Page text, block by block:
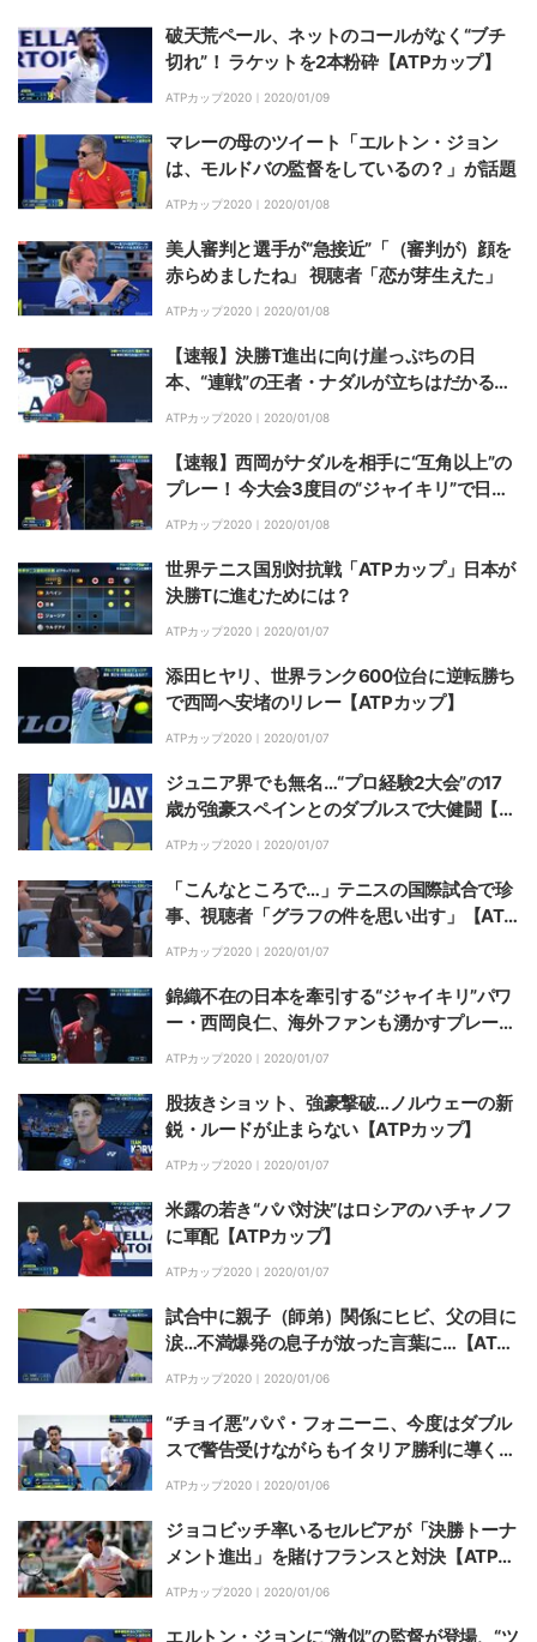
破天荒ペール、ネットのコールがなく“ブチ
切れ”！ ラケットを2本粉砕【ATPカップ】
ATPカップ2020｜ 2020/01/09
マレーの母のツイート「エルトン・ジョン
は、モルドバの監督をしているの？」が話題
ATPカップ2020｜ 2020/01/08
美人審判と選手が“急接近”「（審判が）顔を
赤らめましたね」 視聴者「恋が芽生えた」
ATPカップ2020｜ 2020/01/08
【速報】決勝T進出に向け崖っぷちの日
本、“連戦”の王者・ナダルが立ちはだかる
【ATPカップ】
ATPカップ2020｜ 2020/01/08
【速報】西岡がナダルを相手に“互角以上”の
プレー！ 今大会3度目の“ジャイキリ”で日本
を決勝Tに導くか？【ATPカップ】
ATPカップ2020｜ 2020/01/08
世界テニス国別対抗戦「ATPカップ」日本が
決勝Tに進むためには？
ATPカップ2020｜ 2020/01/07
添田ヒヤリ、世界ランク600位台に逆転勝ち
で西岡へ安堵のリレー【ATPカップ】
ATPカップ2020｜ 2020/01/07
ジュニア界でも無名…“プロ経験2大会”の17
歳が強豪スペインとのダブルスで大健闘【A
TPカップ】
ATPカップ2020｜ 2020/01/07
「こんなところで…」テニスの国際試合で珍
事、視聴者「グラフの件を思い出す」【ATP
カップ】
ATPカップ2020｜ 2020/01/07
錦織不在の日本を牽引する“ジャイキリ”パワ
ー・西岡良仁、海外ファンも湧かすプレーで
会心の2連勝【ATPカップ】
ATPカップ2020｜ 2020/01/07
股抜きショット、強豪撃破…ノルウェーの新
鋭・ルードが止まらない【ATPカップ】
ATPカップ2020｜ 2020/01/07
米露の若き“パパ対決”はロシアのハチャノフ
に軍配【ATPカップ】
ATPカップ2020｜ 2020/01/07
試合中に親子（師弟）関係にヒビ、父の目に
涙…不満爆発の息子が放った言葉に…【ATP
カップ】
ATPカップ2020｜ 2020/01/06
“チョイ悪”パパ・フォニーニ、今度はダブル
スで警告受けながらもイタリア勝利に導く
【ATPカップ】
ATPカップ2020｜ 2020/01/06
ジョコビッチ率いるセルビアが「決勝トーナ
メント進出」を賭けフランスと対決【ATPカ
ップ】
ATPカップ2020｜ 2020/01/06
エルトン・ジョンに“激似”の監督が登場、“ツ